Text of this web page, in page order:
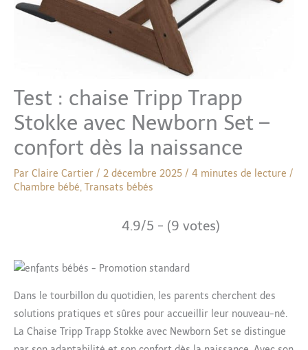
Test : chaise Tripp Trapp
Stokke avec Newborn Set –
confort dès la naissance
Par Claire Cartier / 2 décembre 2025 / 4 minutes de lecture /
Chambre bébé, Transats bébés
4.9/5 - (9 votes)
Dans le tourbillon du quotidien, les parents cherchent des
solutions pratiques et sûres pour accueillir leur nouveau-né.
La Chaise Tripp Trapp Stokke avec Newborn Set se distingue